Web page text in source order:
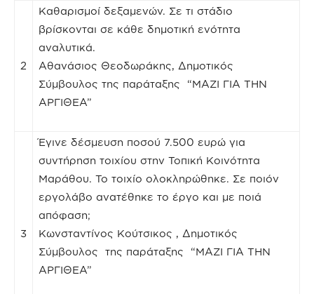
2
Καθαρισμοί δεξαμενών. Σε τι στάδιο
βρίσκονται σε κάθε δημοτική ενότητα
αναλυτικά.
Αθανάσιος Θεοδωράκης, Δημοτικός
Σύμβουλος της παράταξης “ΜΑΖΙ ΓΙΑ ΤΗΝ
ΑΡΓΙΘΕΑ”
3
Έγινε δέσμευση ποσού 7.500 ευρώ για
συντήρηση τοιχίου στην Τοπική Κοινότητα
Μαράθου. Το τοιχίο ολοκληρώθηκε. Σε ποιόν
εργολάβο ανατέθηκε το έργο και με ποιά
απόφαση;
Κωνσταντίνος Κούτσικος , Δημοτικός
Σύμβουλος της παράταξης “ΜΑΖΙ ΓΙΑ ΤΗΝ
ΑΡΓΙΘΕΑ”